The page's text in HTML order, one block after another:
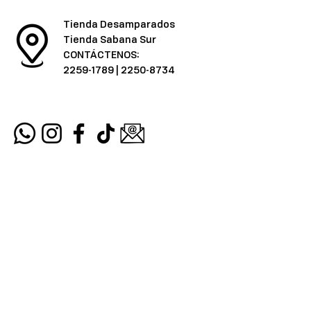
Tienda Desamparados
Tienda Sabana Sur
CONTÁCTENOS:
2259-1789 | 2250-8734